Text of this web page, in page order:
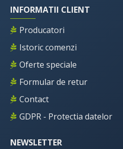
INFORMATII CLIENT
Producatori
Istoric comenzi
Oferte speciale
Formular de retur
Contact
GDPR - Protectia datelor
NEWSLETTER